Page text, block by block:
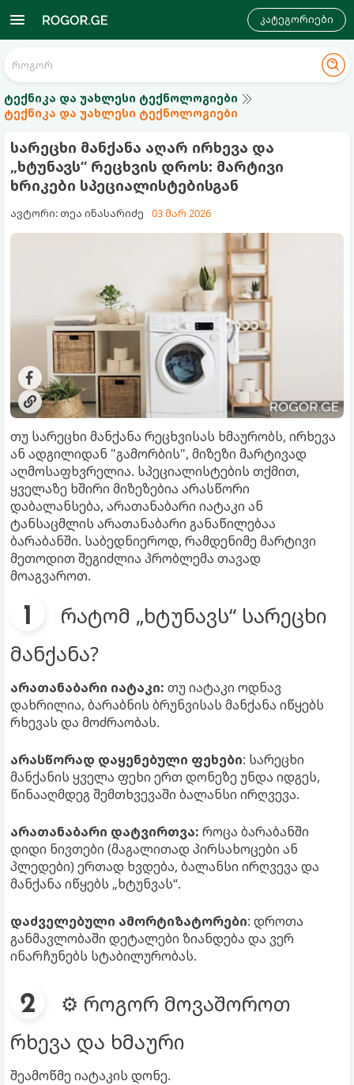
კატეგორიები
ტექნიკა და უახლესი ტექნოლოგიები
ტექნიკა და უახლესი ტექნოლოგიები
სარეცხი მანქანა აღარ ირხევა და
„ხტუნავს“ რეცხვის დროს: მარტივი
ხრიკები სპეციალისტებისგან
ავტორი: თეა ინასარიძე 03 მარ 2026
თუ სარეცხი მანქანა რეცხვისას ხმაურობს, ირხევა
ან ადგილიდან "გამორბის", მიზეზი მარტივად
აღმოსაფხვრელია. სპეციალისტების თქმით,
ყველაზე ხშირი მიზეზებია არასწორი
დაბალანსება, არათანაბარი იატაკი ან
ტანსაცმლის არათანაბარი განაწილებაა
ბარაბანში. საბედნიეროდ, რამდენიმე მარტივი
მეთოდით შეგიძლია პრობლემა თავად
მოაგვაროთ.
რატომ „ხტუნავს“ სარეცხი
მანქანა?
არათანაბარი იატაკი: თუ იატაკი ოდნავ
დახრილია, ბარაბნის ბრუნვისას მანქანა იწყებს
რხევას და მოძრაობას.
არასწორად დაყენებული ფეხები: სარეცხი
მანქანის ყველა ფეხი ერთ დონეზე უნდა იდგეს,
წინააღმდეგ შემთხვევაში ბალანსი ირღვევა.
არათანაბარი დატვირთვა: როცა ბარაბანში
დიდი ნივთები (მაგალითად პირსახოცები ან
პლედები) ერთად ხვდება, ბალანსი ირღვევა და
მანქანა იწყებს „ხტუნვას“.
დაძველებული ამორტიზატორები: დროთა
განმავლობაში დეტალები ზიანდება და ვერ
ინარჩუნებს სტაბილურობას.
⚙️ როგორ მოვაშოროთ
რხევა და ხმაური
შეამოწმე იატაკის დონე.